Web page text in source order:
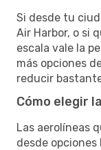
Si desde tu
Air Harbor, o si
escala vale la
más opciones
reducir
Cómo elegir
Las aerolíneas
desde